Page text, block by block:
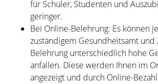
für Schüler, Studenten und
geringer.
Bei Online-Belehrung: Es können
zuständigem Gesundheitsamt und
Belehrung unterschiedlich hohe
anfallen. Diese werden Ihnen im
angezeigt und durch Online-